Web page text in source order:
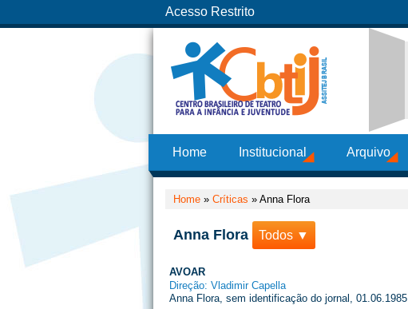
Acesso Restrito
Home Institucional Arquivo
Home » Críticas » Anna Flora
Anna Flora Todos ▼
AVOAR
Direção: Vladimir Capella
Anna Flora, sem identificação do jornal, 01.06.1985